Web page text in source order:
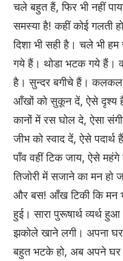
चले बहुत हैं, फिर भी नहीं
समस्या है! कहीं कोई गलती
दिशा भी सही है। चले भी
गये हैं। थोडा भटक गये हैं।
है। सुन्दर बगीचे हैं।
आँखों को सुकून दें, ऐसे दृश्य
कानों में रस घोल दे, ऐसा
जीभ को स्वाद दें, ऐसे पदार्थ
पाँव वहीं टिक जाय, ऐसे महंगे
तिजोरी में सजाने का मन हो
और बस! आँख टिकी कि मन
हुई। सारा पुरूषार्थ व्यर्थ
झकोले खाने लगी। अपना
बहुत भटके हो, अब अपने घर